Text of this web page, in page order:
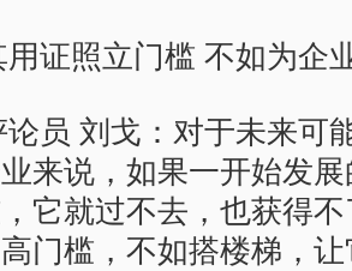
证照立门槛 不如为企
员 刘戈：对于未来可
来说，如果一开始发
它就过不去，也获得
门槛，不如搭楼梯，